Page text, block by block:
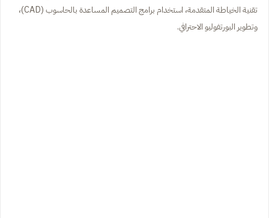
تقنية الخياطة المتقدمة، استخدام برامج التصميم المساعدة بالحاسوب (CAD)،
وتطوير البورتفوليو الاحترافي.